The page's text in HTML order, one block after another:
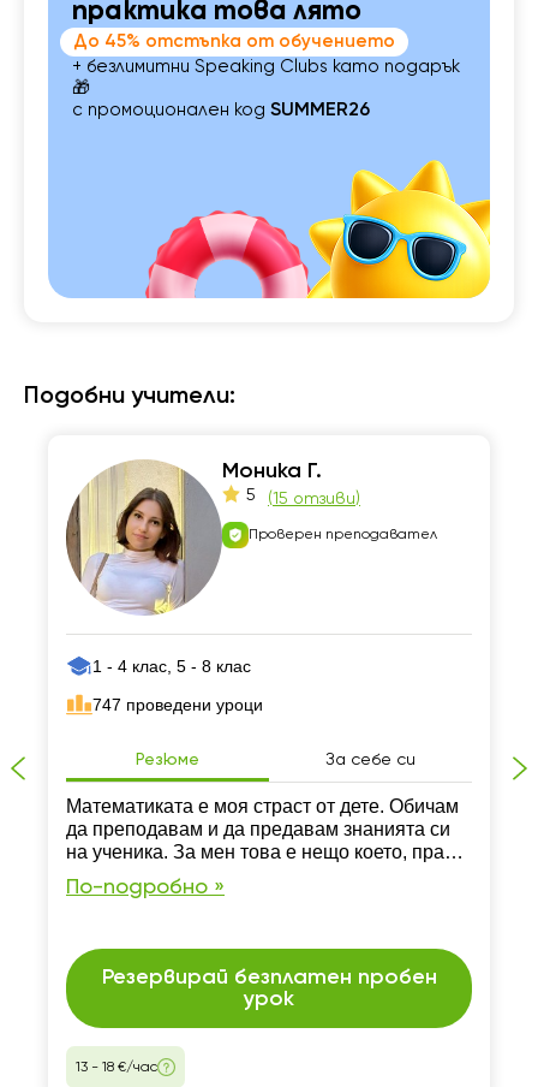
практика това лято
До 45% отстъпка от обучението
+ безлимитни Speaking Clubs като подарък
🎁
с промоционален код SUMMER26
Подобни учители:
Моника Г.
5 (15 отзиви)
Проверен преподавател
1 - 4 клас, 5 - 8 клас
747 проведени уроци
Резюме За себе си
Mатематиката е моя страст от дете. Обичам
да преподавам и да предавам знанията си
на ученика. За мен това е нещо което, правя
с много любов и желание.
По-подробно »
Резервирай безплатен пробен
урок
13 - 18 €/час